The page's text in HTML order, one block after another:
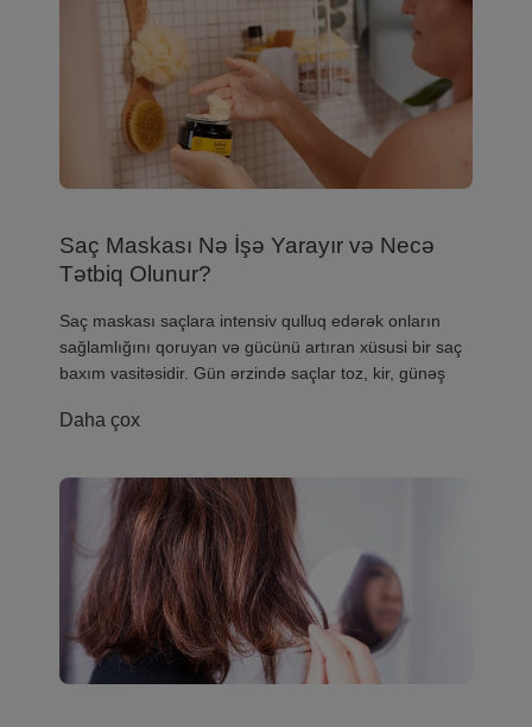
Saç Maskası Nə İşə Yarayır və Necə
Tətbiq Olunur?
​Saç maskası saçlara intensiv qulluq edərək onların
sağlamlığını qoruyan və gücünü artıran xüsusi bir saç
baxım vasitəsidir. Gün ərzində saçlar toz, kir, günəş
Daha çox